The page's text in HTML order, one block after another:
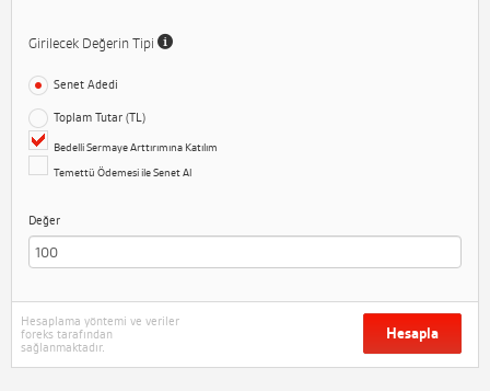
Girilecek Değerin Tipi
Senet Adedi
Toplam Tutar (TL)
Bedelli Sermaye Arttırımına Katılım
Temettü Ödemesi ile Senet Al
Değer
Hesaplama yöntemi ve veriler
foreks tarafından
sağlanmaktadır.
Hesapla